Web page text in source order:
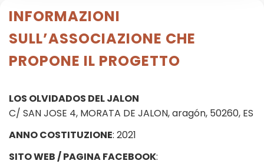
INFORMAZIONI
SULL’ASSOCIAZIONE CHE
PROPONE IL PROGETTO
LOS OLVIDADOS DEL JALON
C/ SAN JOSE 4, MORATA DE JALON, aragón, 50260, ES
ANNO COSTITUZIONE: 2021
SITO WEB / PAGINA FACEBOOK: